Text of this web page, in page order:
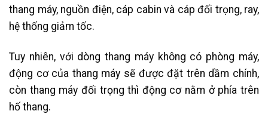
thang máy, nguồn điện, cáp cabin và cáp đối trọng, ray,
hệ thống giảm tốc.
Tuy nhiên, với dòng thang máy không có phòng máy,
động cơ của thang máy sẽ được đặt trên dầm chính,
còn thang máy đối trọng thì động cơ nằm ở phía trên
hố thang.